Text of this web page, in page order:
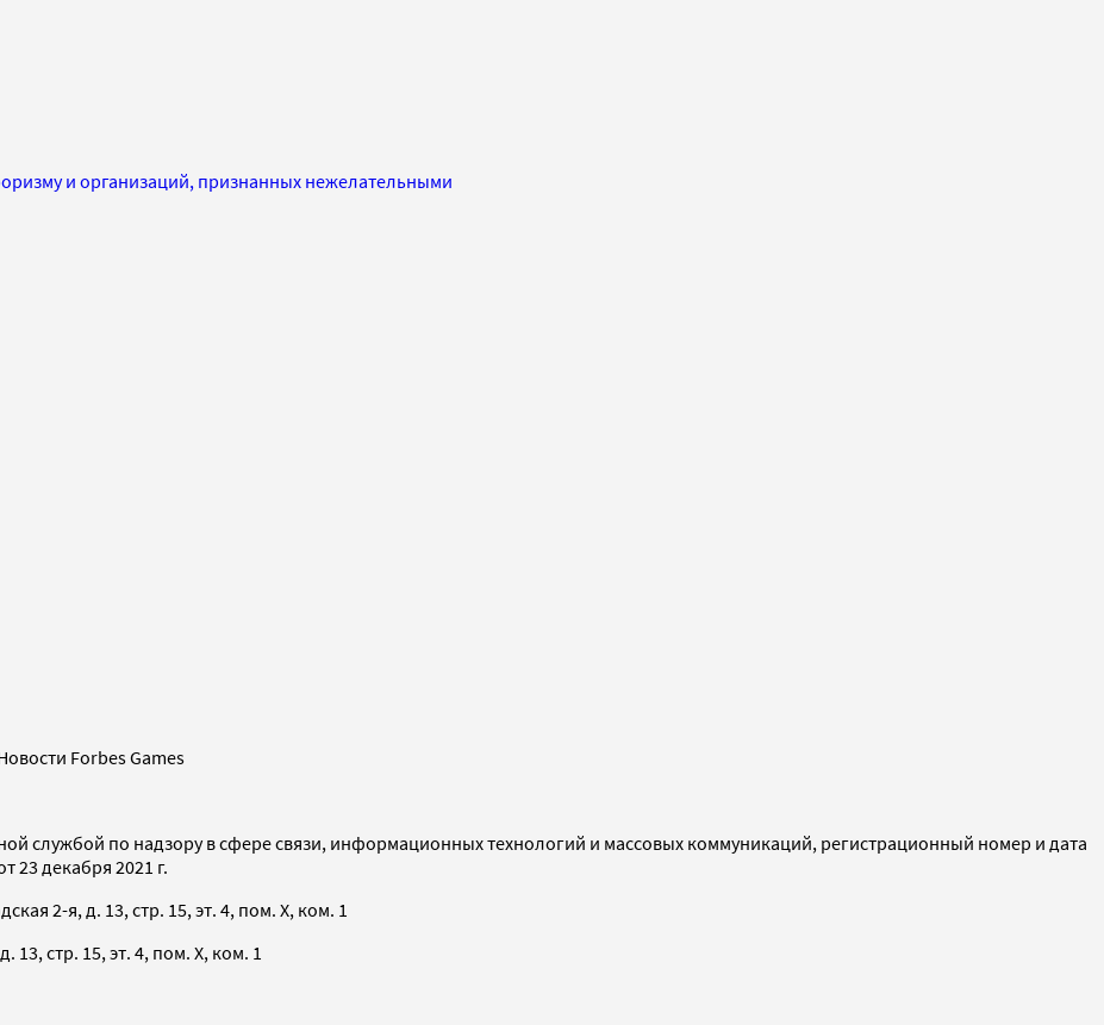
и организаций, признанных нежелательными
Forbes Games
службой по надзору в сфере связи, информационных технологий и массовых коммуникаций, регистрационный номер и дата
23 декабря 2021 г.
2-я, д. 13, стр. 15, эт. 4, пом. X, ком. 1
13, стр. 15, эт. 4, пом. X, ком. 1